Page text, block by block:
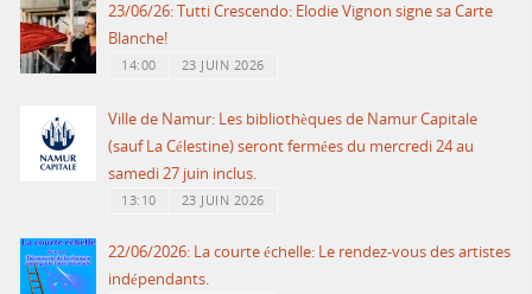
23/06/26: Tutti Crescendo: Elodie Vignon signe sa Carte
Blanche!
14:00 23 JUIN 2026
Ville de Namur: Les bibliothèques de Namur Capitale
(sauf La Célestine) seront fermées du mercredi 24 au
samedi 27 juin inclus.
13:10 23 JUIN 2026
22/06/2026: La courte échelle: Le rendez-vous des artistes
indépendants.